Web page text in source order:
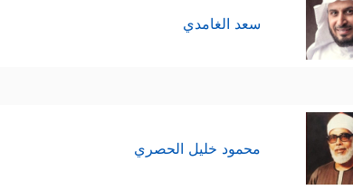
سعد الغامدي
محمود خليل الحصري